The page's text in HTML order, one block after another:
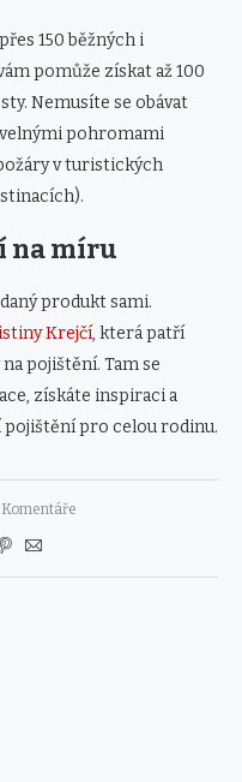
150 běžných i
pomůže získat až 100
Nemusíte se obávat
pohromami
v turistických
na míru
produkt sami.
Krejčí, která patří
pojištění. Tam se
získáte inspiraci a
pojištění pro celou rodinu.
Komentáře